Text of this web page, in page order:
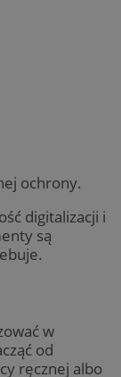
ochrony.
digitalizacji i
są
w
od
ręcznej albo